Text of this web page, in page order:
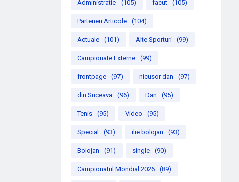
Administratie (105) facut (105)
Parteneri Articole (104)
Actuale (101) Alte Sporturi (99)
Campionate Externe (99)
frontpage (97) nicusor dan (97)
din Suceava (96) Dan (95)
Tenis (95) Video (95)
Special (93) ilie bolojan (93)
Bolojan (91) single (90)
Campionatul Mondial 2026 (89)